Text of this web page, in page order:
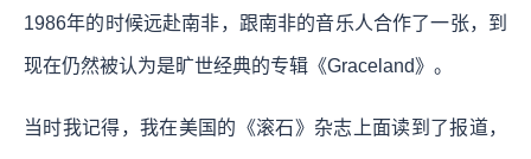
1986年的时候远赴南非，跟南非的音乐人合作了一张，到
现在仍然被认为是旷世经典的专辑《Graceland》。
当时我记得，我在美国的《滚石》杂志上面读到了报道，